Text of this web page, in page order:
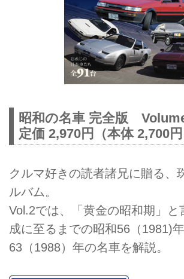
昭和の名車 完全版
定価 2,970円（本体 2,700円
クルマ好きの読者諸兄に贈る、
ルバム。
Vol.2では、「黄金の昭和期」と
成に至るまでの昭和56（1981)
63（1988）年の名車を解説。